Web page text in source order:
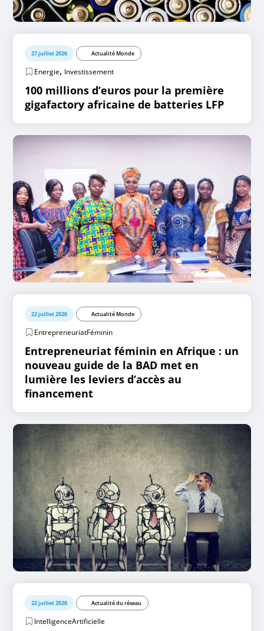
27 juillet 2026 Actualité Monde
Energie, Investissement
100 millions d’euros pour la première
gigafactory africaine de batteries LFP
22 juillet 2026 Actualité Monde
EntrepreneuriatFéminin
Entrepreneuriat féminin en Afrique : un
nouveau guide de la BAD met en
lumière les leviers d’accès au
financement
22 juillet 2026 Actualité du réseau
IntelligenceArtificielle